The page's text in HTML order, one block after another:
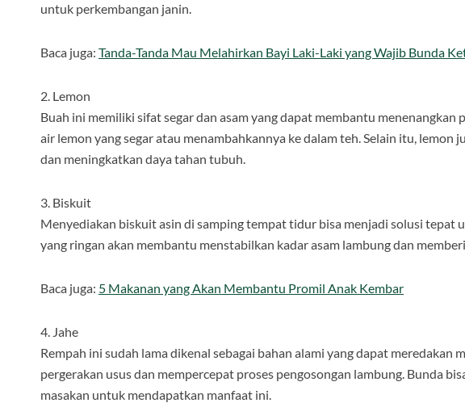
untuk perkembangan janin.
Baca juga: Tanda-Tanda Mau Melahirkan Bayi Laki-Laki yang Wajib Bunda
2. Lemon
Buah ini memiliki sifat segar dan asam yang dapat membantu
air lemon yang segar atau menambahkannya ke dalam teh. Selain itu,
dan meningkatkan daya tahan tubuh.
3. Biskuit
Menyediakan biskuit asin di samping tempat tidur bisa menjadi solusi tepat
yang ringan akan membantu menstabilkan kadar asam lambung dan
Baca juga: 5 Makanan yang Akan Membantu Promil Anak Kembar
4. Jahe
Rempah ini sudah lama dikenal sebagai bahan alami yang dapat meredakan
pergerakan usus dan mempercepat proses pengosongan lambung. Bunda
masakan untuk mendapatkan manfaat ini.